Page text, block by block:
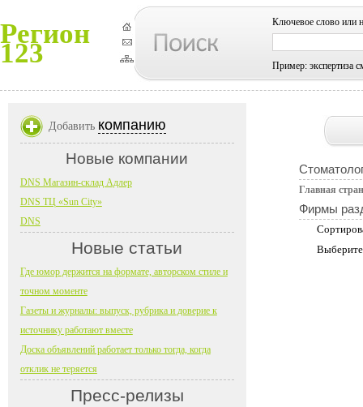
Регион
123
Ключевое слово или
Пример: экспертиза
Главная
Фирмы
Добавить компанию
Новые компании
DNS Магазин-склад Адлер
DNS ТЦ «Sun City»
DNS
Новые статьи
Где юмор держится на формате, авторском стиле и
точном моменте
Газеты и журналы: выпуск, рубрика и доверие к
источнику работают вместе
Доска объявлений работает только тогда, когда
отклик не теряется
Пресс-релизы